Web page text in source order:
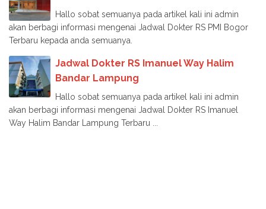
Hallo sobat semuanya pada artikel kali ini admin
akan berbagi informasi mengenai Jadwal Dokter RS PMI Bogor
Terbaru kepada anda semuanya.
Jadwal Dokter RS Imanuel Way Halim
Bandar Lampung
Hallo sobat semuanya pada artikel kali ini admin
akan berbagi informasi mengenai Jadwal Dokter RS Imanuel
Way Halim Bandar Lampung Terbaru ...